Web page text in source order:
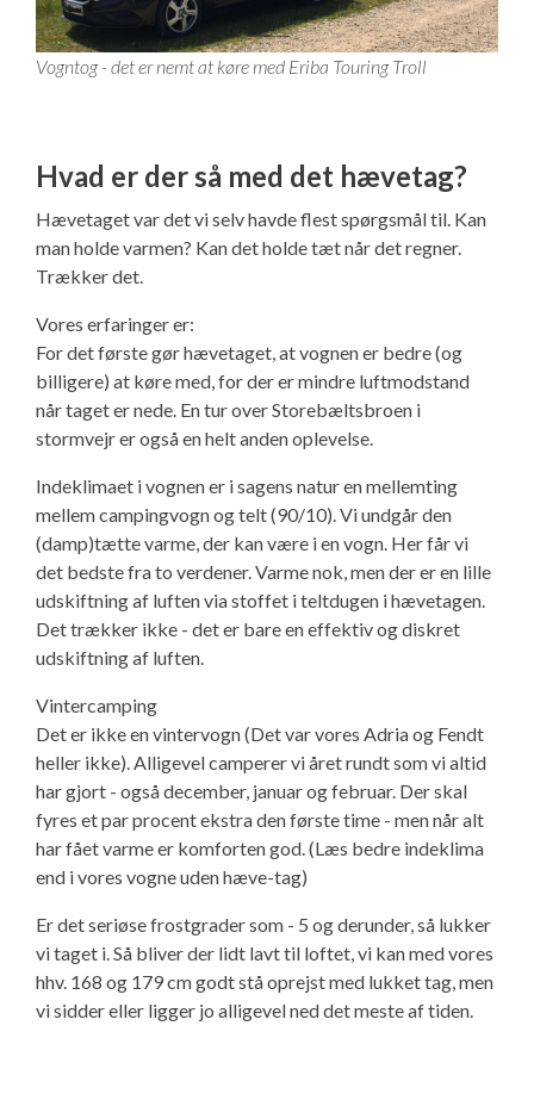
Vogntog - det er nemt at køre med Eriba Touring Troll
Hvad er der så med det hævetag?
Hævetaget var det vi selv havde flest spørgsmål til. Kan
man holde varmen? Kan det holde tæt når det regner.
Trækker det.
Vores erfaringer er:
For det første gør hævetaget, at vognen er bedre (og
billigere) at køre med, for der er mindre luftmodstand
når taget er nede. En tur over Storebæltsbroen i
stormvejr er også en helt anden oplevelse.
Indeklimaet i vognen er i sagens natur en mellemting
mellem campingvogn og telt (90/10). Vi undgår den
(damp)tætte varme, der kan være i en vogn. Her får vi
det bedste fra to verdener. Varme nok, men der er en lille
udskiftning af luften via stoffet i teltdugen i hævetagen.
Det trækker ikke - det er bare en effektiv og diskret
udskiftning af luften.
Vintercamping
Det er ikke en vintervogn (Det var vores Adria og Fendt
heller ikke). Alligevel camperer vi året rundt som vi altid
har gjort - også december, januar og februar. Der skal
fyres et par procent ekstra den første time - men når alt
har fået varme er komforten god. (Læs bedre indeklima
end i vores vogne uden hæve-tag)
Er det seriøse frostgrader som - 5 og derunder, så lukker
vi taget i. Så bliver der lidt lavt til loftet, vi kan med vores
hhv. 168 og 179 cm godt stå oprejst med lukket tag, men
vi sidder eller ligger jo alligevel ned det meste af tiden.